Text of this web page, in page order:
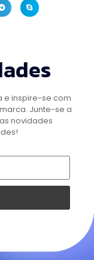
e inspire-se com
Junte-se a
novidades